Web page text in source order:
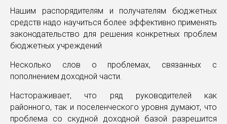
Нашим распорядителям и получателям бюджетных
средств надо научиться более эффективно применять
законодательство для решения конкретных проблем
бюджетных учреждений
Несколько слов о проблемах, связанных с
пополнением доходной части.
Настораживает, что ряд руководителей как
районного, так и поселенческого уровня думают, что
проблема со скудной доходной базой разрешится